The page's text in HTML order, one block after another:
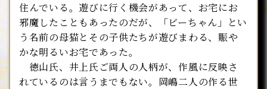
住んでいる。遊びに行く機会があって、お宅にお
邪魔したこともあったのだが、「ビーちゃん」とい
う名前の母猫とその子供たちが遊びまわる、賑や
かな明るいお宅であった。
徳山氏、井上氏ご両人の人柄が、作風に反映さ
れているのは言うまでもない。岡嶋二人の作る世